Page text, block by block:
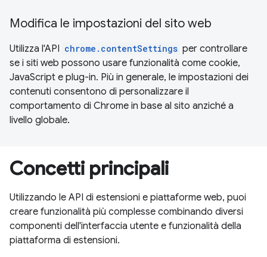
Modifica le impostazioni del sito web
Utilizza l'API chrome.contentSettings per controllare
se i siti web possono usare funzionalità come cookie,
JavaScript e plug-in. Più in generale, le impostazioni dei
contenuti consentono di personalizzare il
comportamento di Chrome in base al sito anziché a
livello globale.
Concetti principali
Utilizzando le API di estensioni e piattaforme web, puoi
creare funzionalità più complesse combinando diversi
componenti dell'interfaccia utente e funzionalità della
piattaforma di estensioni.